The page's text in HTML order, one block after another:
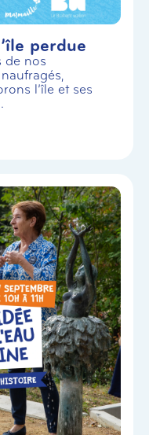
perdue
de nos
l’île et ses